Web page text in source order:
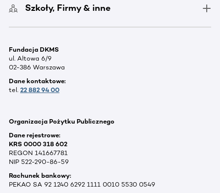
Szkoły, Firmy & inne
Fundacja DKMS
ul. Altowa 6/9
02-386 Warszawa
Dane kontaktowe:
tel. 22 882 94 00
Organizacja Pożytku Publicznego
Dane rejestrowe:
KRS 0000 318 602
REGON 141667781
NIP 522-290-86-59
Rachunek bankowy:
PEKAO SA 92 1240 6292 1111 0010 5530 0549